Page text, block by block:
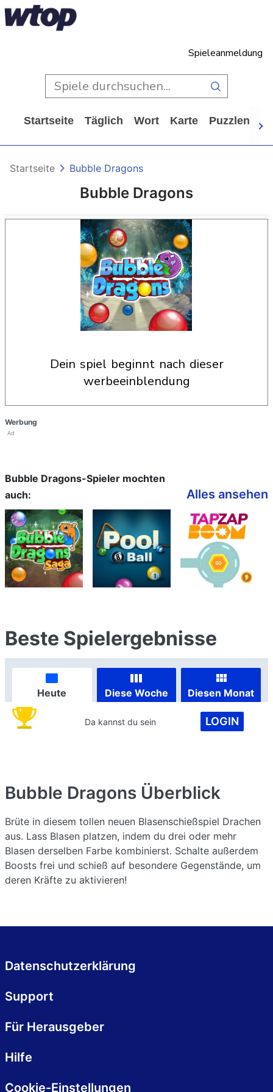
Spieleanmeldung
Startseite Täglich Wort Karte Puzzlen
Bubble Dragons
Startseite Bubble Dragons
dein spiel beginnt nach dieser
werbeeinblendung
Werbung
Ad
Bubble Dragons-Spieler mochten
auch:
Alles ansehen
Beste Spielergebnisse
Heute Diese Woche Diesen Monat
Da kannst du sein LOGIN
Bubble Dragons Überblick
Brüte in diesem tollen neuen Blasenschießspiel Drachen
aus. Lass Blasen platzen, indem du drei oder mehr
Blasen derselben Farbe kombinierst. Schalte außerdem
Boosts frei und schieß auf besondere Gegenstände, um
deren Kräfte zu aktivieren!
Datenschutzerklärung
Support
Für Herausgeber
Hilfe
Cookie-Einstellungen